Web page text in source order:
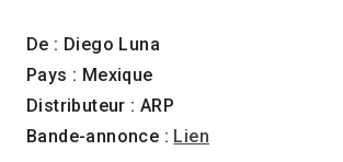
De : Diego Luna
Pays : Mexique
Distributeur : ARP
Bande-annonce : Lien